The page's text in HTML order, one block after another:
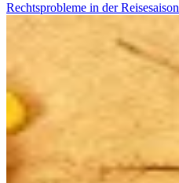
Rechtsprobleme in der Reisesaison